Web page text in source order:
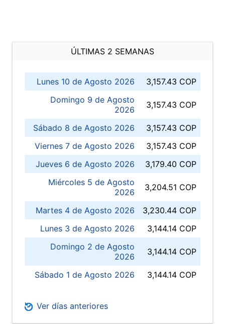
ÚLTIMAS 2 SEMANAS
Lunes 10 de Agosto 2026
3,157.43 COP
Domingo 9 de Agosto
2026
3,157.43 COP
Sábado 8 de Agosto 2026
3,157.43 COP
Viernes 7 de Agosto 2026
3,157.43 COP
Jueves 6 de Agosto 2026
3,179.40 COP
Miércoles 5 de Agosto
2026
3,204.51 COP
Martes 4 de Agosto 2026
3,230.44 COP
Lunes 3 de Agosto 2026
3,144.14 COP
Domingo 2 de Agosto
2026
3,144.14 COP
Sábado 1 de Agosto 2026 3,144.14 COP
Ver días anteriores